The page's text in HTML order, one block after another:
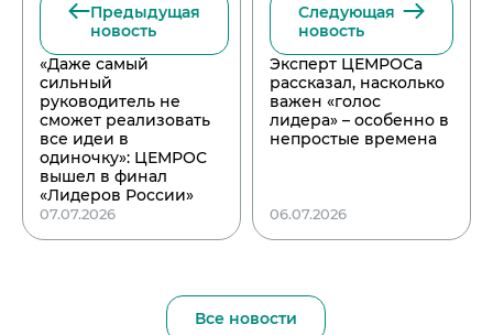
Предыдущая
новость
«Даже самый
сильный
руководитель не
сможет реализовать
все идеи в
одиночку»: ЦЕМРОС
вышел в финал
«Лидеров России»
07.07.2026
Следующая
новость
Эксперт ЦЕМРОСа
рассказал, насколько
важен «голос
лидера» – особенно в
непростые времена
06.07.2026
Все новости